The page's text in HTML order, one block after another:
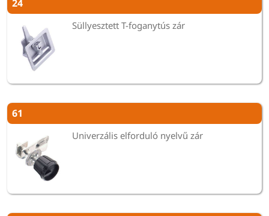
24
Süllyesztett T-foganytús zár
61
Univerzális elforduló nyelvű zár